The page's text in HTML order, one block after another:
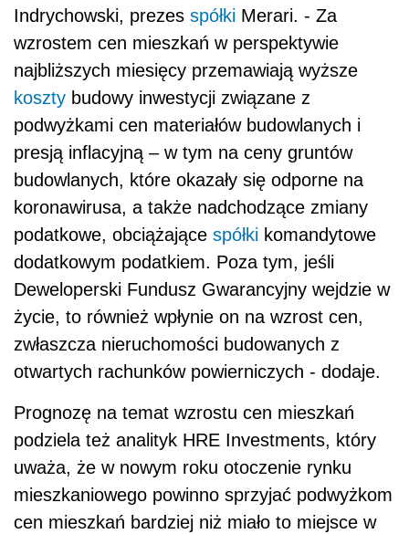
Indrychowski, prezes spółki Merari. - Za
wzrostem cen mieszkań w perspektywie
najbliższych miesięcy przemawiają wyższe
koszty budowy inwestycji związane z
podwyżkami cen materiałów budowlanych i
presją inflacyjną – w tym na ceny gruntów
budowlanych, które okazały się odporne na
koronawirusa, a także nadchodzące zmiany
podatkowe, obciążające spółki komandytowe
dodatkowym podatkiem. Poza tym, jeśli
Deweloperski Fundusz Gwarancyjny wejdzie w
życie, to również wpłynie on na wzrost cen,
zwłaszcza nieruchomości budowanych z
otwartych rachunków powierniczych - dodaje.
Prognozę na temat wzrostu cen mieszkań
podziela też analityk HRE Investments, który
uważa, że w nowym roku otoczenie rynku
mieszkaniowego powinno sprzyjać podwyżkom
cen mieszkań bardziej niż miało to miejsce w